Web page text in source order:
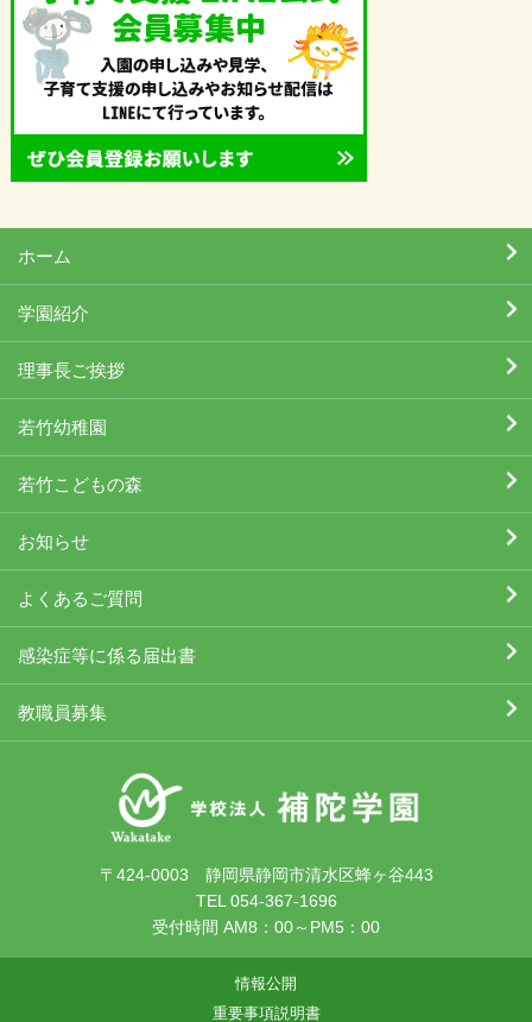
ホーム
学園紹介
理事長ご挨拶
若竹幼稚園
若竹こどもの森
お知らせ
よくあるご質問
感染症等に係る届出書
教職員募集
〒424-0003 静岡県静岡市清水区蜂ヶ谷443
TEL 054-367-1696
受付時間 AM8：00～PM5：00
情報公開
重要事項説明書